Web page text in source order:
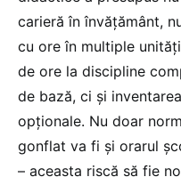
carieră în învățământ,
cu ore în multiple
de ore la discipline
de bază, ci și
opționale. Nu doar
gonflat va fi și orarul
– aceasta riscă să fie